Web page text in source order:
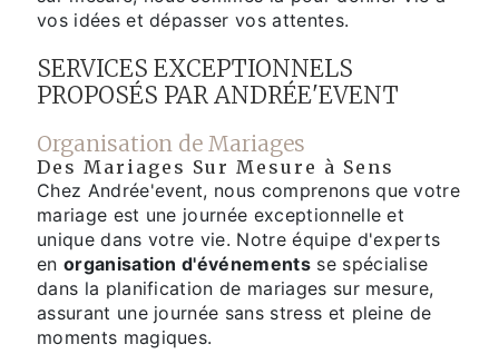
vos idées et dépasser vos attentes.
SERVICES EXCEPTIONNELS
PROPOSÉS PAR ANDRÉE'EVENT
Organisation de Mariages
Des Mariages Sur Mesure à Sens
Chez Andrée'event, nous comprenons que votre
mariage est une journée exceptionnelle et
unique dans votre vie. Notre équipe d'experts
en organisation d'événementsse spécialise
dans la planification de mariages sur mesure,
assurant une journée sans stress et pleine de
moments magiques.